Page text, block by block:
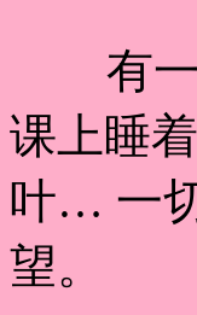
有一
课上睡
叶… 一
望。